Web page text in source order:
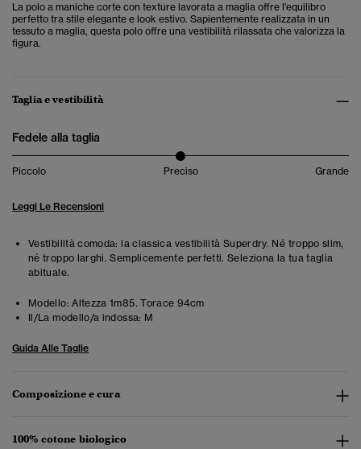
La polo a maniche corte con texture lavorata a maglia offre l'equilibro
perfetto tra stile elegante e look estivo. Sapientemente realizzata in un
tessuto a maglia, questa polo offre una vestibilità rilassata che valorizza la
figura.
Taglia e vestibilità
Fedele alla taglia
Piccolo Preciso Grande
Leggi Le Recensioni
Vestibilità comoda: la classica vestibilità Superdry. Né troppo slim,
né troppo larghi. Semplicemente perfetti. Seleziona la tua taglia
abituale.
Modello: Altezza 1m85. Torace 94cm
Il/La modello/a indossa: M
Guida Alle Taglie
Composizione e cura
100% cotone biologico